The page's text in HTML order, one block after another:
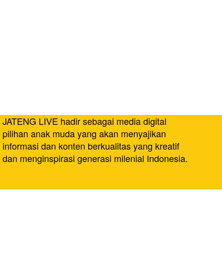
JATENG LIVE hadir sebagai media digital
pilihan anak muda yang akan menyajikan
informasi dan konten berkualitas yang kreatif
dan menginspirasi generasi milenial Indonesia.